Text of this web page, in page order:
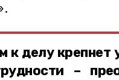
делу крепнет
–